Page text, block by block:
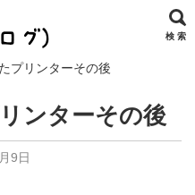
検 索
プリンターその後
ンターその後
9日